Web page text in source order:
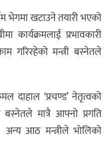
भेगमा खटाउने तयारी भएको
कार्यक्रमलाई प्रभावकारी
गरिरहेको मन्त्री बस्नेतले
दाहाल ‘प्रचण्ड’ नेतृत्वको
बस्नेतले मात्रै आफ्नो प्रगति
आठ मन्त्रीले भोलिको